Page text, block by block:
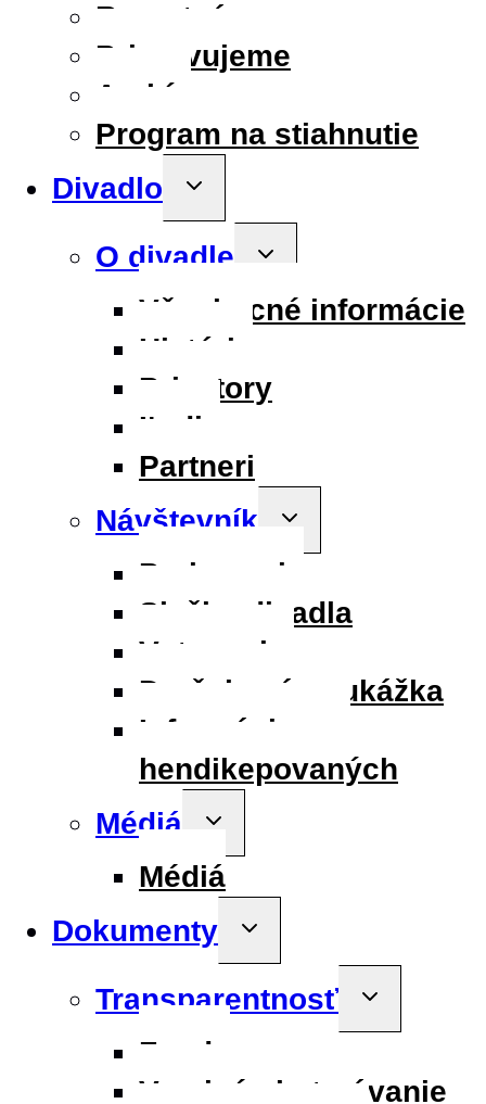
Repertoár
Pripravujeme
Archív
Program na stiahnutie
Divadlo
Toggle
menu
O divadle
Toggle
Všeobecné informácie
História
Priestory
Ľudia
Partneri
Návštevník
Toggle
menu
Parkovanie
Služby divadla
Vstupenky
Darčeková poukážka
Informácie pre
hendikepovaných
Médiá
Toggle
menu
Médiá
Dokumenty
Toggle
menu
Transparentnosť
Toggle
menu
Fondy
Verejné obstarávanie